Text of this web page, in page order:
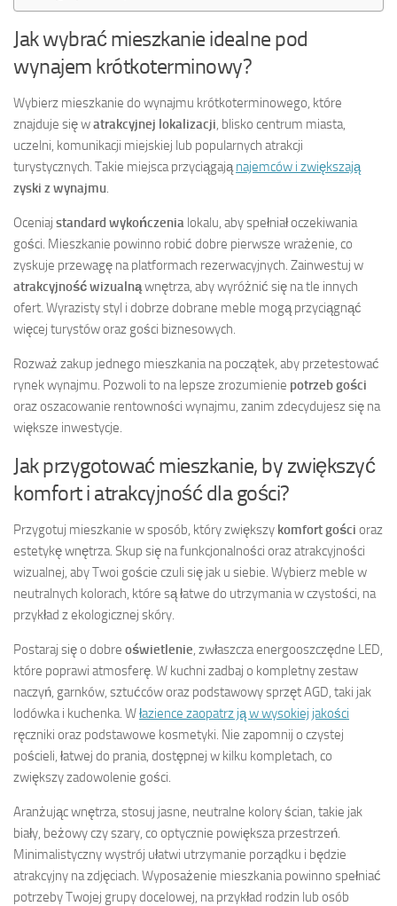
Jak wybrać mieszkanie idealne pod
wynajem krótkoterminowy?
Wybierz mieszkanie do wynajmu krótkoterminowego, które
znajduje się watrakcyjnej lokalizacji , blisko centrum miasta,
uczelni, komunikacji miejskiej lub popularnych atrakcji
turystycznych. Takie miejsca przyciągają najemców i zwiększają
zyski z wynajmu
Oceniaj standard wykończenia lokalu, aby spełniał oczekiwania
gości. Mieszkanie powinno robić dobre pierwsze wrażenie, co
zyskuje przewagę na platformach rezerwacyjnych. Zainwestuj w
atrakcyjność wizualnąwnętrza, aby wyróżnić się na tle innych
ofert. Wyrazisty styl i dobrze dobrane meble mogą przyciągnąć
więcej turystów oraz gości biznesowych.
Rozważ zakup jednego mieszkania na początek, aby przetestować
rynek wynajmu. Pozwoli to na lepsze zrozumienie potrzeb gości
oraz oszacowanie rentowności wynajmu, zanim zdecydujesz się na
większe inwestycje.
Jak przygotować mieszkanie, by zwiększyć
komfort i atrakcyjność dla gości?
Przygotuj mieszkanie w sposób, który zwiększy komfort gości oraz
estetykę wnętrza. Skup się na funkcjonalności oraz atrakcyjności
wizualnej, aby Twoi goście czuli się jak u siebie. Wybierz meble w
neutralnych kolorach, które są łatwe do utrzymania w czystości, na
przykład z ekologicznej skóry.
Postaraj się o dobre oświetlenie , zwłaszcza energooszczędne LED,
które poprawi atmosferę. W kuchni zadbaj o kompletny zestaw
naczyń, garnków, sztućców oraz podstawowy sprzęt AGD, taki jak
lodówka i kuchenka. Włazience zaopatrz ją w wysokiej jakości
ręczniki oraz podstawowe kosmetyki. Nie zapomnij o czystej
pościeli, łatwej do prania, dostępnej w kilku kompletach, co
zwiększy zadowolenie gości.
Aranżując wnętrza, stosuj jasne, neutralne kolory ścian, takie jak
biały, beżowy czy szary, co optycznie powiększa przestrzeń.
Minimalistyczny wystrój ułatwi utrzymanie porządku i będzie
atrakcyjny na zdjęciach. Wyposażenie mieszkania powinno spełniać
potrzeby Twojej grupy docelowej, na przykład rodzin lub osób